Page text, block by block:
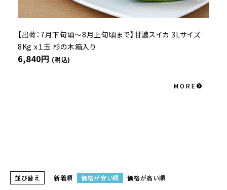
【出荷：7月下旬頃～8月上旬頃まで】甘濃スイカ 3Lサイズ
8Kg x１玉 杉の木箱入り
6,840円 (税込)
MORE
並び替え 新着順 価格が安い順 価格が高い順